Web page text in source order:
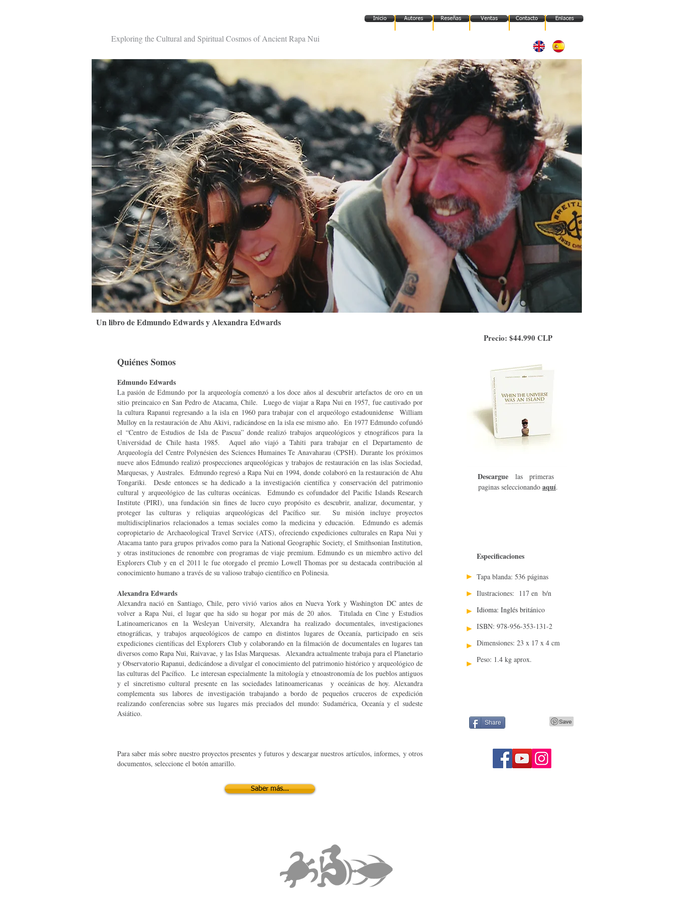
Inicio Autores Reseñas Ventas Contacto Enlaces
Exploring the Cultural and Spiritual Cosmos of Ancient Rapa Nui
Un libro de Edmundo Edwards y Alexandra Edwards
Quiénes Somos
Edmundo Edwards
La pasión de Edmundo por la arqueología comenzó a los doce años al descubrir artefactos de oro en un
sitio preincaico en San Pedro de Atacama, Chile. Luego de viajar a Rapa Nui en 1957, fue cautivado por
la cultura Rapanui regresando a la isla en 1960 para trabajar con el arqueólogo estadounidense William
Mulloy en la restauración de Ahu Akivi, radicándose en la isla ese mismo año. En 1977 Edmundo cofundó
el “Centro de Estudios de Isla de Pascua” donde realizó trabajos arqueológicos y etnográficos para la
Universidad de Chile hasta 1985. Aquel año viajó a Tahiti para trabajar en el Departamento de
Arqueología del Centre Polynésien des Sciences Humaines Te Anavaharau (CPSH). Durante los próximos
nueve años Edmundo realizó prospecciones arqueológicas y trabajos de restauración en las islas Sociedad,
Marquesas, y Australes. Edmundo regresó a Rapa Nui en 1994, donde colaboró en la restauración de Ahu
Tongariki. Desde entonces se ha dedicado a la investigación científica y conservación del patrimonio
cultural y arqueológico de las culturas oceánicas. Edmundo es cofundador del Pacific Islands Research
Institute (PIRI), una fundación sin fines de lucro cuyo propósito es descubrir, analizar, documentar, y
proteger las culturas y reliquias arqueológicas del Pacífico sur. Su misión incluye proyectos
multidisciplinarios relacionados a temas sociales como la medicina y educación. Edmundo es además
copropietario de Archaeological Travel Service (ATS), ofreciendo expediciones culturales en Rapa Nui y
Atacama tanto para grupos privados como para la National Geographic Society, el Smithsonian Institution,
y otras instituciones de renombre con programas de viaje premium. Edmundo es un miembro activo del
Explorers Club y en el 2011 le fue otorgado el premio Lowell Thomas por su destacada contribución al
conocimiento humano a través de su valioso trabajo científico en Polinesia.
Alexandra Edwards
Alexandra nació en Santiago, Chile, pero vivió varios años en Nueva York y Washington DC antes de
volver a Rapa Nui, el lugar que ha sido su hogar por más de 20 años. Titulada en Cine y Estudios
Latinoamericanos en la Wesleyan University, Alexandra ha realizado documentales, investigaciones
etnográficas, y trabajos arqueológicos de campo en distintos lugares de Oceanía, participado en seis
expediciones científicas del Explorers Club y colaborando en la filmación de documentales en lugares tan
diversos como Rapa Nui, Raivavae, y las Islas Marquesas. Alexandra actualmente trabaja para el Planetario
y Observatorio Rapanui, dedicándose a divulgar el conocimiento del patrimonio histórico y arqueológico de
las culturas del Pacífico. Le interesan especialmente la mitología y etnoastronomía de los pueblos antiguos
y el sincretismo cultural presente en las sociedades latinoamericanas y oceánicas de hoy. Alexandra
complementa sus labores de investigación trabajando a bordo de pequeños cruceros de expedición
realizando conferencias sobre sus lugares más preciados del mundo: Sudamérica, Oceanía y el sudeste
Asiático.
Para saber más sobre nuestro proyectos presentes y futuros y descargar nuestros artículos, informes, y otros
documentos, seleccione el botón amarillo.
Precio: $44.990 CLP
Descargue
las primeras
paginas seleccionando aquí.
Especificaciones
Tapa blanda: 536 páginas
Ilustraciones: 117 en b/n
Idioma: Inglés británico
ISBN: 978-956-353-131-2
Dimensiones: 23 x 17 x 4 cm
Peso: 1.4 kg aprox.
Saber más...
Share